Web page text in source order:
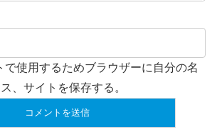
で使用するためブラウザーに自分の名
、サイトを保存する。